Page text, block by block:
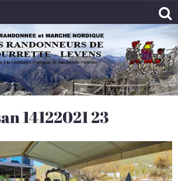
14122021 23